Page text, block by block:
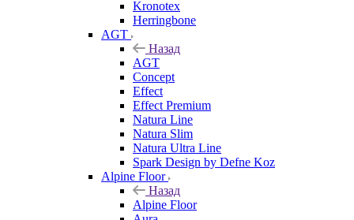
Kronotex
Herringbone
AGT
Назад
AGT
Concept
Effect
Effect Premium
Natura Line
Natura Slim
Natura Ultra Line
Spark Design by Defne Koz
Alpine Floor
Назад
Alpine Floor